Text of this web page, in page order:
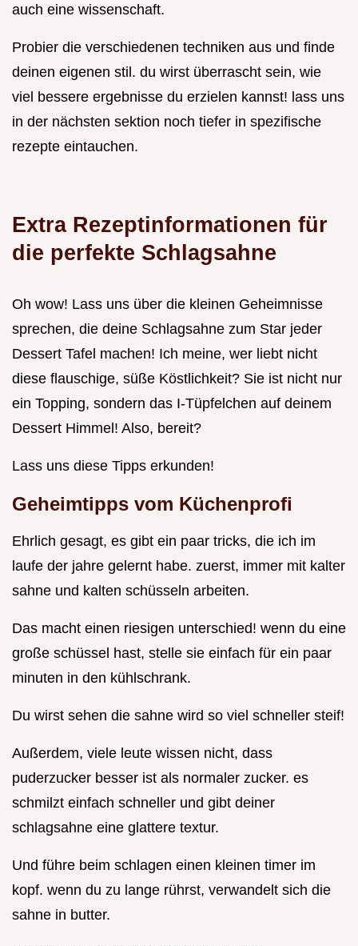
auch eine wissenschaft.
Probier die verschiedenen techniken aus und finde
deinen eigenen stil. du wirst überrascht sein, wie
viel bessere ergebnisse du erzielen kannst! lass uns
in der nächsten sektion noch tiefer in spezifische
rezepte eintauchen.
Extra Rezeptinformationen für
die perfekte Schlagsahne
Oh wow! Lass uns über die kleinen Geheimnisse
sprechen, die deine Schlagsahne zum Star jeder
Dessert Tafel machen! Ich meine, wer liebt nicht
diese flauschige, süße Köstlichkeit? Sie ist nicht nur
ein Topping, sondern das I-Tüpfelchen auf deinem
Dessert Himmel! Also, bereit?
Lass uns diese Tipps erkunden!
Geheimtipps vom Küchenprofi
Ehrlich gesagt, es gibt ein paar tricks, die ich im
laufe der jahre gelernt habe. zuerst, immer mit kalter
sahne und kalten schüsseln arbeiten.
Das macht einen riesigen unterschied! wenn du eine
große schüssel hast, stelle sie einfach für ein paar
minuten in den kühlschrank.
Du wirst sehen die sahne wird so viel schneller steif!
Außerdem, viele leute wissen nicht, dass
puderzucker besser ist als normaler zucker. es
schmilzt einfach schneller und gibt deiner
schlagsahne eine glattere textur.
Und führe beim schlagen einen kleinen timer im
kopf. wenn du zu lange rührst, verwandelt sich die
sahne in butter.